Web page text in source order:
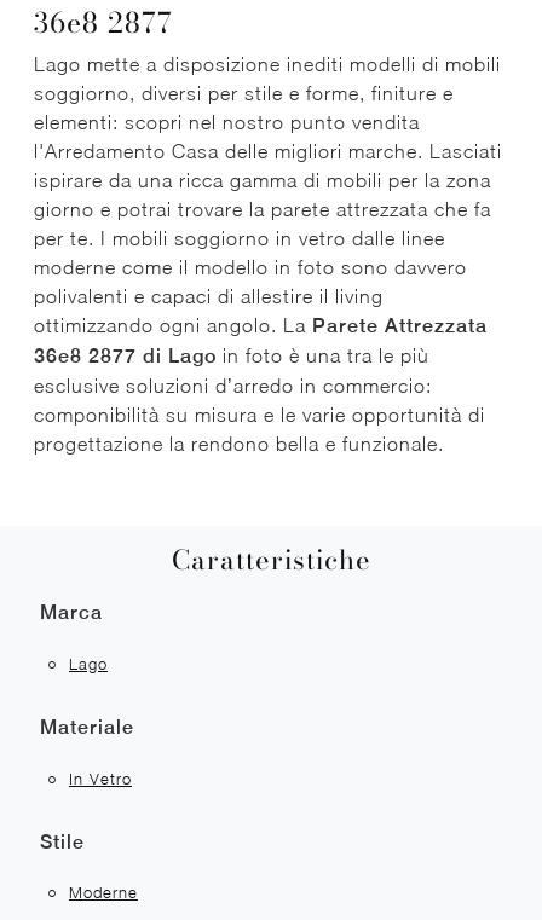
36e8 2877
Lago mette a disposizione inediti modelli di mobili
soggiorno, diversi per stile e forme, finiture e
elementi: scopri nel nostro punto vendita
l'Arredamento Casa delle migliori marche. Lasciati
ispirare da una ricca gamma di mobili per la zona
giorno e potrai trovare la parete attrezzata che fa
per te. I mobili soggiorno in vetro dalle linee
moderne come il modello in foto sono davvero
polivalenti e capaci di allestire il living
ottimizzando ogni angolo. La Parete Attrezzata
36e8 2877 di Lago in foto è una tra le più
esclusive soluzioni d’arredo in commercio:
componibilità su misura e le varie opportunità di
progettazione la rendono bella e funzionale.
Caratteristiche
Marca
Lago
Materiale
In Vetro
Stile
Moderne